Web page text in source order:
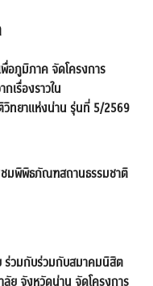
พื่อภูมิภาค จัดโครงการ
เรื่องราวใน
ทยาแห่งน่าน รุ่นที่ 5/2569
มพิพิธภัณฑสถานธรรมชาติ
ร่วมกับร่วมกับสมาคมนิสิต
ย จังหวัดน่าน จัดโครงการ